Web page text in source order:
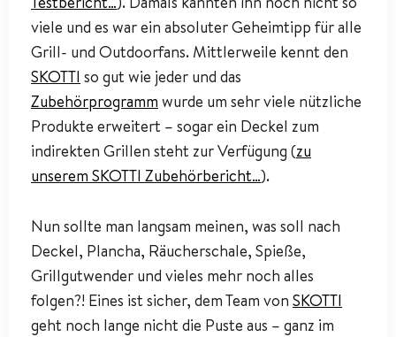
viele und es war ein absoluter Geheimtipp für alle
Grill- und Outdoorfans. Mittlerweile kennt den
SKOTTI so gut wie jeder und das
Zubehörprogramm wurde um sehr viele nützliche
Produkte erweitert – sogar ein Deckel zum
indirekten Grillen steht zur Verfügung (zu
unserem SKOTTI Zubehörbericht…).
Nun sollte man langsam meinen, was soll nach
Deckel, Plancha, Räucherschale, Spieße,
Grillgutwender und vieles mehr noch alles
folgen?! Eines ist sicher, dem Team von SKOTTI
geht noch lange nicht die Puste aus – ganz im